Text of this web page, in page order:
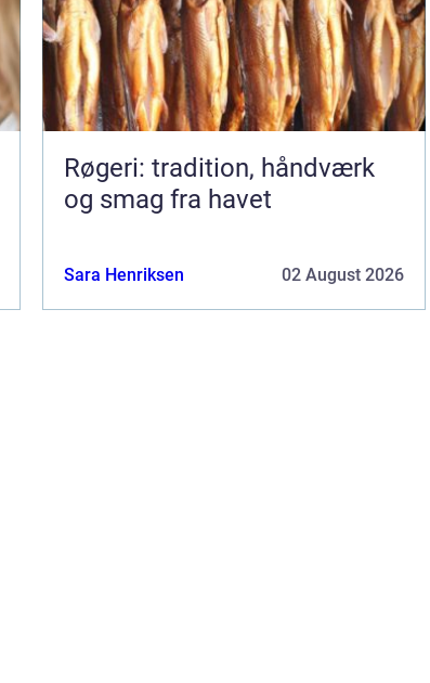
Røgeri: tradition, håndværk
og smag fra havet
Sara Henriksen 02 August 2026